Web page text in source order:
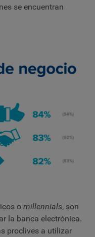
se encuentran
o millennials, son
la banca electrónica.
proclives a utilizar